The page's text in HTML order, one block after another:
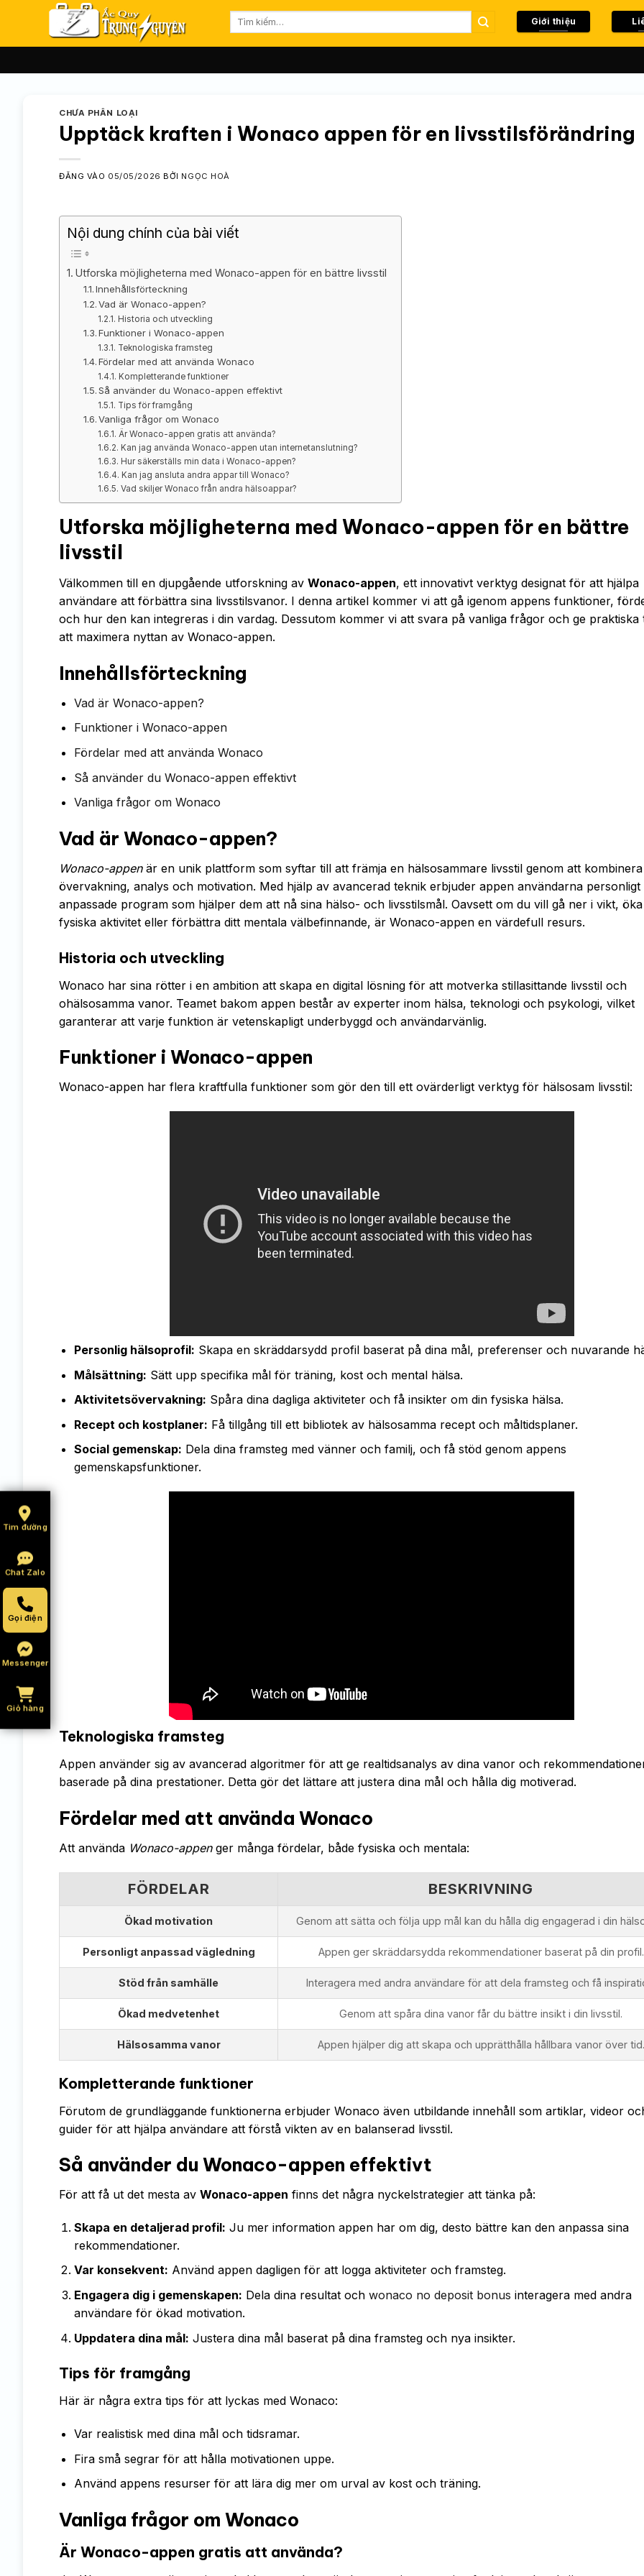
nội
Tìm
Giới thiệu
CHƯA PHÂN LOẠI
Upptäck kraften i Wonaco appen för en livsstilsförändring
ĐĂNG VÀO 05/05/2026 BỞI NGỌC HOÀ
Nội dung chính của bài viết
Utforska möjligheterna med Wonaco-appen för en bättre livsstil
Innehållsförteckning
Vad är Wonaco-appen?
Historia och utveckling
Funktioner i Wonaco-appen
Teknologiska framsteg
Fördelar med att använda Wonaco
Kompletterande funktioner
Så använder du Wonaco-appen effektivt
Tips för framgång
Vanliga frågor om Wonaco
Är Wonaco-appen gratis att använda?
Kan jag använda Wonaco-appen utan internetanslutning?
Hur säkerställs min data i Wonaco-appen?
Kan jag ansluta andra appar till Wonaco?
Vad skiljer Wonaco från andra hälsoappar?
Utforska möjligheterna med Wonaco-appen för en bättre
livsstil
Välkommen till en djupgående utforskning av Wonaco-appen, ett innovativt verktyg designat för att hjälpa
användare att förbättra sina livsstilsvanor. I denna artikel kommer vi att gå igenom appens funktioner,
och hur den kan integreras i din vardag. Dessutom kommer vi att svara på vanliga frågor och ge praktiska
att maximera nyttan av Wonaco-appen.
Innehållsförteckning
Vad är Wonaco-appen?
Funktioner i Wonaco-appen
Fördelar med att använda Wonaco
Så använder du Wonaco-appen effektivt
Vanliga frågor om Wonaco
Vad är Wonaco-appen?
Wonaco-appenär en unik plattform som syftar till att främja en hälsosammare livsstil genom att kombinera
övervakning, analys och motivation. Med hjälp av avancerad teknik erbjuder appen användarna personligt
anpassade program som hjälper dem att nå sina hälso- och livsstilsmål. Oavsett om du vill gå ner i vikt,
fysiska aktivitet eller förbättra ditt mentala välbefinnande, är Wonaco-appen en värdefull resurs.
Historia och utveckling
Wonaco har sina rötter i en ambition att skapa en digital lösning för att motverka stillasittande livsstil och
ohälsosamma vanor. Teamet bakom appen består av experter inom hälsa, teknologi och psykologi, vilket
garanterar att varje funktion är vetenskapligt underbyggd och användarvänlig.
Funktioner i Wonaco-appen
Wonaco-appen har flera kraftfulla funktioner som gör den till ett ovärderligt verktyg för hälsosam livsstil:
Personlig hälsoprofil: Skapa en skräddarsydd profil baserat på dina mål, preferenser och nuvarande
Målsättning: Sätt upp specifika mål för träning, kost och mental hälsa.
Aktivitetsövervakning: Spåra dina dagliga aktiviteter och få insikter om din fysiska hälsa.
Recept och kostplaner: Få tillgång till ett bibliotek av hälsosamma recept och måltidsplaner.
Social gemenskap: Dela dina framsteg med vänner och familj, och få stöd genom appens
gemenskapsfunktioner.
Teknologiska framsteg
Appen använder sig av avancerad algoritmer för att ge realtidsanalys av dina vanor och
baserade på dina prestationer. Detta gör det lättare att justera dina mål och hålla dig motiverad.
Fördelar med att använda Wonaco
Att använda Wonaco-appenger många fördelar, både fysiska och mentala:
FÖRDELAR BESKRIVNING
Ökad motivation Genom att sätta och följa upp mål kan du hålla dig engagerad i din
Personligt anpassad vägledning Appen ger skräddarsydda rekommendationer baserat på din profil.
Stöd från samhälle Interagera med andra användare för att dela framsteg och få
Ökad medvetenhet Genom att spåra dina vanor får du bättre insikt i din livsstil.
Hälsosamma vanor Appen hjälper dig att skapa och upprätthålla hållbara vanor över tid.
Kompletterande funktioner
Förutom de grundläggande funktionerna erbjuder Wonaco även utbildande innehåll som artiklar, videor
guider för att hjälpa användare att förstå vikten av en balanserad livsstil.
Så använder du Wonaco-appen effektivt
För att få ut det mesta av Wonaco-appen finns det några nyckelstrategier att tänka på:
Skapa en detaljerad profil: Ju mer information appen har om dig, desto bättre kan den anpassa sina
rekommendationer.
Var konsekvent: Använd appen dagligen för att logga aktiviteter och framsteg.
Engagera dig i gemenskapen: Dela dina resultat och wonaco no deposit bonus interagera med andra
användare för ökad motivation.
Uppdatera dina mål: Justera dina mål baserat på dina framsteg och nya insikter.
Tips för framgång
Här är några extra tips för att lyckas med Wonaco:
Var realistisk med dina mål och tidsramar.
Fira små segrar för att hålla motivationen uppe.
Använd appens resurser för att lära dig mer om urval av kost och träning.
Vanliga frågor om Wonaco
Är Wonaco-appen gratis att använda?
Tìm đường
Chat Zalo
Gọi điện
Messenger
Giỏ hàng